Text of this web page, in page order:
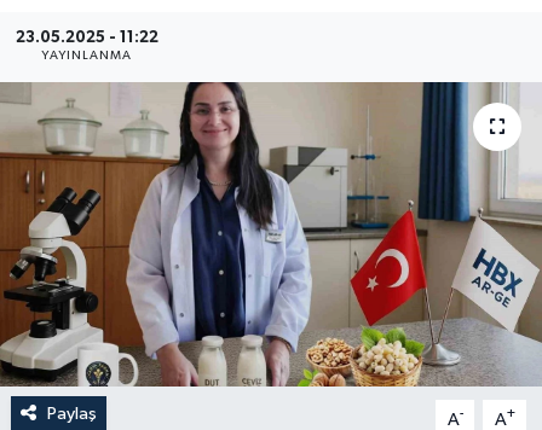
23.05.2025 - 11:22
YAYINLANMA
Paylaş A- A+